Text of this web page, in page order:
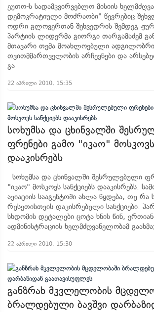
ეუთო-ს სადამკვირვებლო მისიის
დემოკრატიული მოძრაობი" წევრებიც
ოდრი გლოვერთან შეხვედრის შემდეგ
პარტიის ლიდერმა გიორგი თარგამაძემ
მთავარი თემა მოახლოებული
თვითმმართველობის არჩევნები და
გა...
22 აპრილი 2010, 15:35
სოხუმსა და ცხინვალში
ფრენები გამო "იკაო" მოსკოვს
დააკისრებს
სოხუმსა და ცხინვალში შესრულებული
"იკაო" მოსკოვს სანქციებს დააკისრებს.
ავიაციის სააგენტოში ახლა წყდება, თუ რა
რუსეთისთვის დაკისრებული სანქციები.
სხდომის დეტალები ცოტა ხნის წინ,
ადმინისტრაციის ხელმძღვანელობამ
22 აპრილი 2010, 15:30
განზრახ მკვლელობის
ბრალდებული ბავშვი